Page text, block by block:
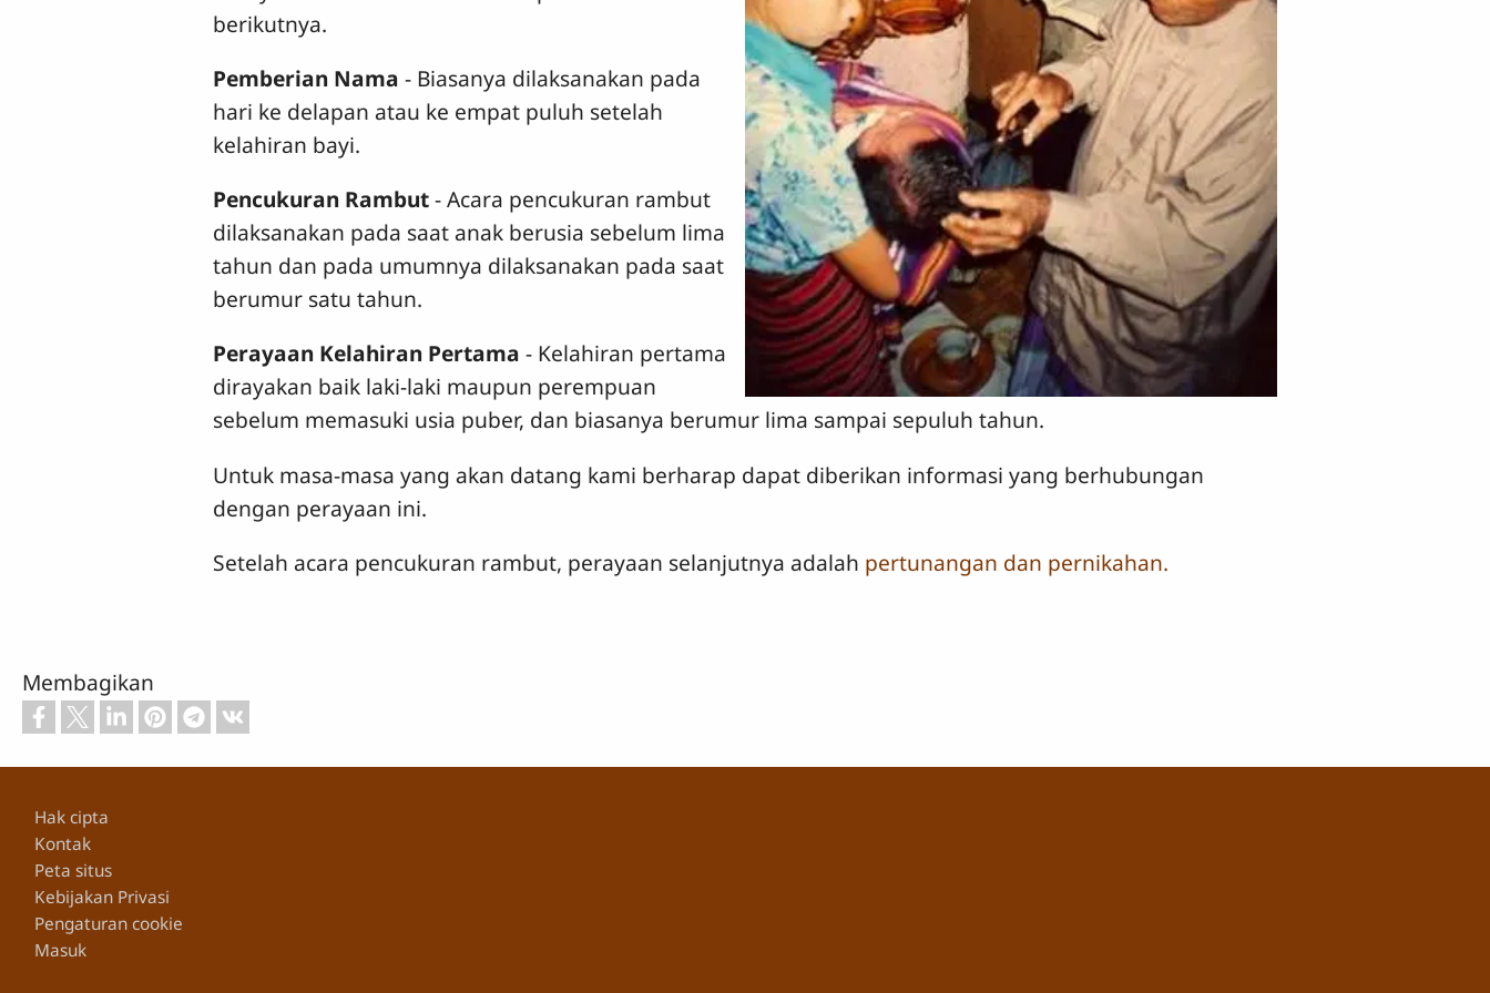
berikutnya.
Pemberian Nama - Biasanya dilaksanakan pada
hari ke delapan atau ke empat puluh setelah
kelahiran bayi.
Pencukuran Rambut- Acara pencukuran rambut
dilaksanakan pada saat anak berusia sebelum lima
tahun dan pada umumnya dilaksanakan pada saat
berumur satu tahun.
Perayaan Kelahiran Pertama - Kelahiran pertama
dirayakan baik laki-laki maupun perempuan
sebelum memasuki usia puber, dan biasanya berumur lima sampai sepuluh tahun.
Untuk masa-masa yang akan datang kami berharap dapat diberikan informasi yang berhubungan
dengan perayaan ini.
Setelah acara pencukuran rambut, perayaan selanjutnya adalah pertunangan dan pernikahan.
Membagikan
Footer
Hak cipta
Kontak
Peta situs
Kebijakan Privasi
Pengaturan cookie
Masuk